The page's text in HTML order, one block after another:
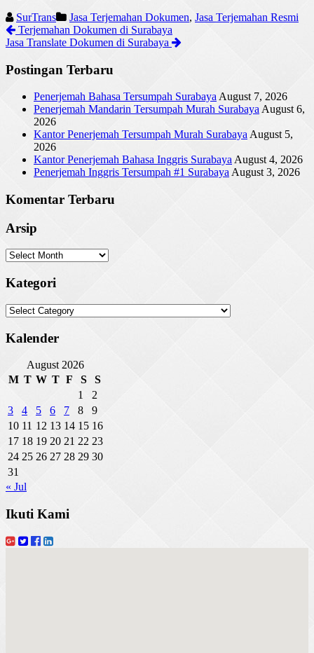
SurTrans
Jasa Terjemahan Dokumen, Jasa Terjemahan Resmi
Terjemahan Dokumen di Surabaya
Jasa Translate Dokumen di Surabaya
Postingan Terbaru
Penerjemah Bahasa Tersumpah Surabaya August 7, 2026
Penerjemah Mandarin Tersumpah Murah Surabaya August 6,
2026
Kantor Penerjemah Tersumpah Murah Surabaya August 5,
2026
Kantor Penerjemah Bahasa Inggris Surabaya August 4, 2026
Penerjemah Inggris Tersumpah #1 Surabaya August 3, 2026
Komentar Terbaru
Arsip
Arsip
Kategori
Kategori
Kalender
August 2026
M T W T F S
S
1
2
3
4 5 6 7 8
9
10 11 12 13 14 15 16
17 18 19 20 21 22 23
24 25 26 27 28 29 30
31
« Jul
Ikuti Kami